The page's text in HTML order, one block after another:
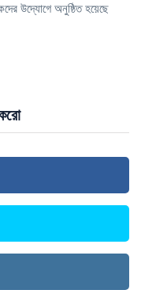
উদ্যোগে অনুষ্ঠিত হয়েছে